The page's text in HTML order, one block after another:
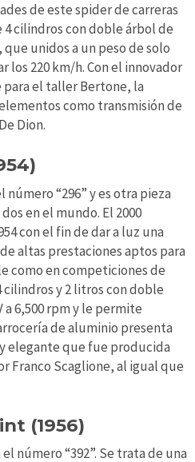
de este spider de carreras
cilindros con doble árbol de
que unidos a un peso de solo
los 220 km/h. Con el innovador
para el taller Bertone, la
como transmisión de
Dion.
“296” y es otra pieza
en el mundo. El 2000
con el fin de dar a luz una
altas prestaciones aptos para
como en competiciones de
cilindros y 2 litros con doble
a 6,500 rpm y le permite
de aluminio presenta
elegante que fue producida
Franco Scaglione, al igual que
(1956)
número “392”. Se trata de una